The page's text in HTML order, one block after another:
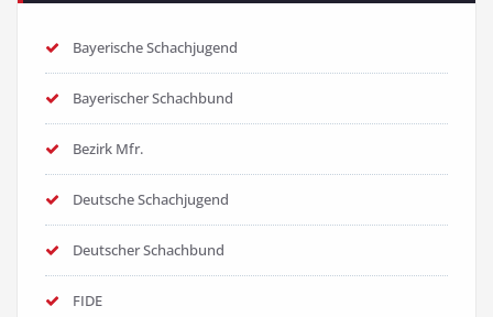
Bayerische Schachjugend
Bayerischer Schachbund
Bezirk Mfr.
Deutsche Schachjugend
Deutscher Schachbund
FIDE